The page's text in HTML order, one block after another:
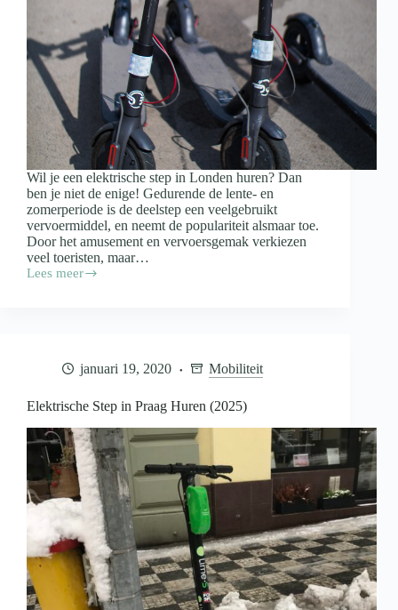
Wil je een elektrische step in Londen huren? Dan
ben je niet de enige! Gedurende de lente- en
zomerperiode is de deelstep een veelgebruikt
vervoermiddel, en neemt de populariteit alsmaar toe.
Door het amusement en vervoersgemak verkiezen
veel toeristen, maar…
Lees meer
Elektrische
januari 19, 2020 Mobiliteit
Elektrische Step in Praag Huren (2025)